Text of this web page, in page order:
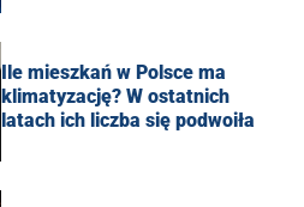
Ile mieszkań w Polsce ma
klimatyzację? W ostatnich
latach ich liczba się podwoiła